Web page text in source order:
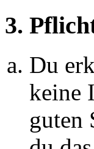
3.
Du
keine
guten